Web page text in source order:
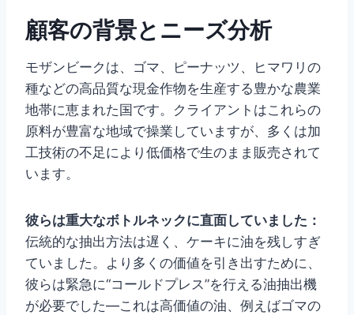
顧客の背景とニーズ分析
モザンビークは、ゴマ、ピーナッツ、ヒマワリの
種などの高品質な現金作物を生産する豊かな農業
地帯に恵まれた国です。クライアントはこれらの
原料が豊富な地域で操業していますが、多くは加
工技術の不足により低価格で生のまま販売されて
います。
彼らは重大なボトルネックに直面していました：
伝統的な抽出方法は遅く、ケーキに油を残しすぎ
ていました。より多くの価値を引き出すために、
彼らは緊急に“コールドプレス”を行える油抽出機
が必要でした—これは高価値の油、例えばゴマの